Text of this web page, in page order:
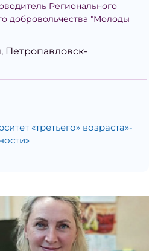
Регионального
добровольчества "Молоды
Петропавловск-
«третьего» возраста»-